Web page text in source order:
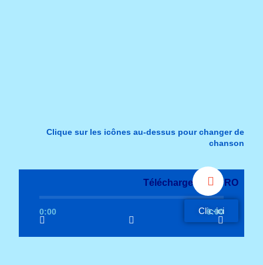
0:00 0:00
Clique sur les icônes au-dessus pour changer de
chanson
Téléchargement PRO
Clic-ici